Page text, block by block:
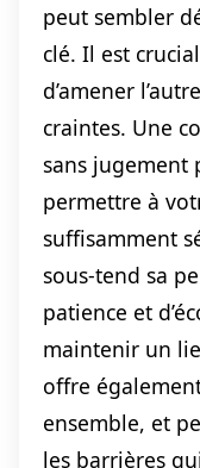
peut sembler
clé. Il est
d’amener
craintes. Une
sans jugement
permettre à
suffisamment
sous-tend sa
patience et
maintenir un
offre
ensemble, et
les barrières